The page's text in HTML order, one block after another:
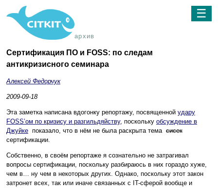
архив
☰
Сертификация ПО и FOSS: по следам
антикризисного семинара
Алексей Федорчук
2009-09-18
Эта заметка написана вдогонку репортажу, посвященной удару
FOSS’ом по кризису и разгильдяйству, поскольку обсуждение в
Джуйке показало, что в нём не была раскрыта тема сисек
сертификации.
Собственно, в своём репортаже я сознательно не затрагивал
вопросы сертификации, поскольку разбираюсь в них гораздо хуже,
чем в… ну чем в некоторых других. Однако, поскольку этот закон
затронет всех, так или иначе связанных с IT-сферой вообще и